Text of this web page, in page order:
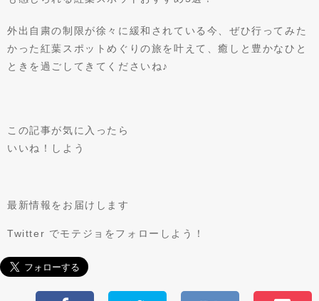
外出自粛の制限が徐々に緩和されている今、ぜひ行ってみた
かった紅葉スポットめぐりの旅を叶えて、癒しと豊かなひと
ときを過ごしてきてくださいね♪
この記事が気に入ったら
いいね！しよう
最新情報をお届けします
Twitter でモテジョをフォローしよう！